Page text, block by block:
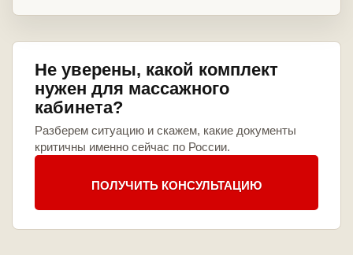
Не уверены, какой комплект
нужен для массажного
кабинета?
Разберем ситуацию и скажем, какие документы
критичны именно сейчас по России.
ПОЛУЧИТЬ КОНСУЛЬТАЦИЮ